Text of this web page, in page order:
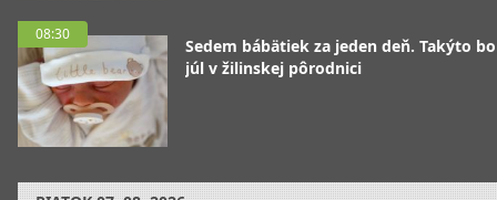
08:30
Sedem bábätiek za jeden deň. Takýto
júl v žilinskej pôrodnici